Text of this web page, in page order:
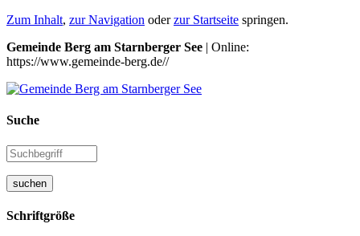
Zum Inhalt, zur Navigation oderzur Startseite springen.
Gemeinde Berg am Starnberger See | Online:
https://www.gemeinde-berg.de//
Suche
suchen
Schriftgröße